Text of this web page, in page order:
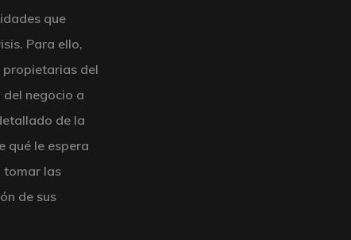
que
Para ello,
del
negocio a
de la
qué le espera
tomar las
de sus